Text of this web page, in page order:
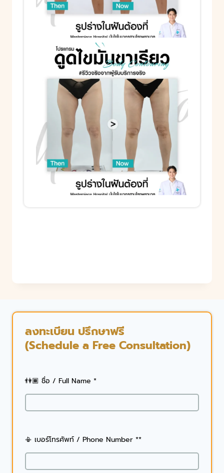
ลงทะเบียน ปรึกษาฟรี
(Schedule a Free Consultation)
👫🏾 ชื่อ / Full Name *
📳 เบอร์โทรศัพท์ / Phone Number **